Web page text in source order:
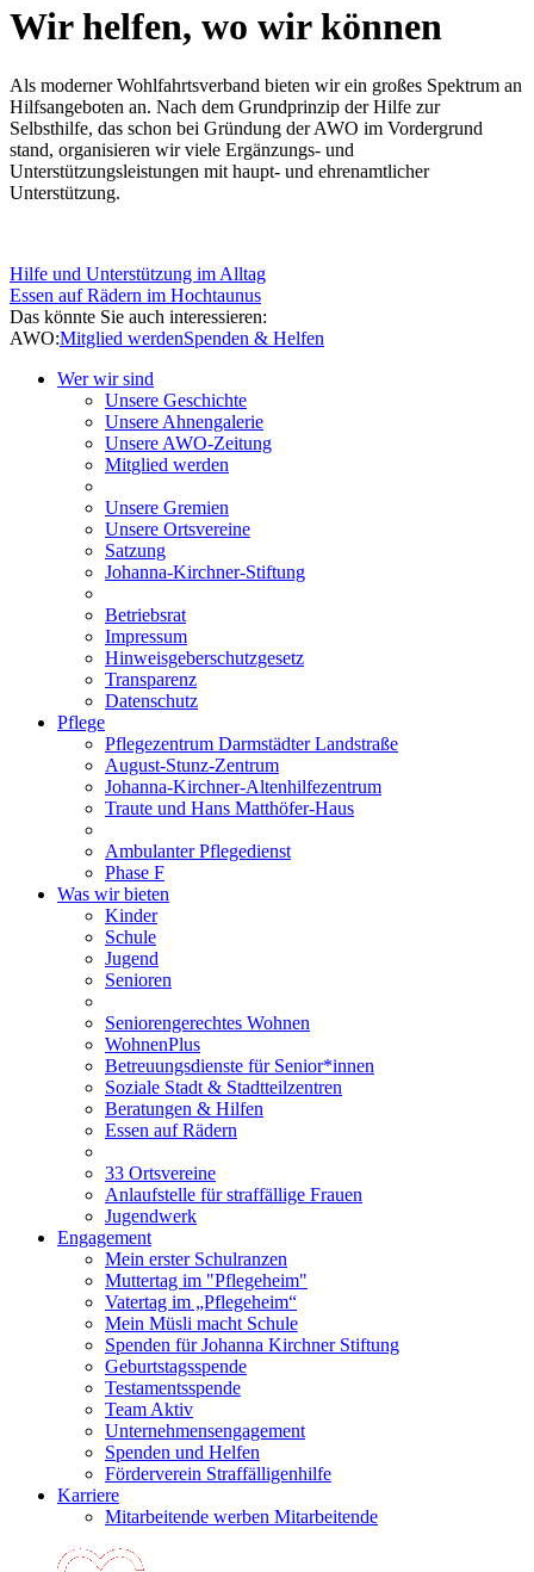
Wir helfen, wo wir können
Als moderner Wohlfahrtsverband bieten wir ein großes Spektrum an
Hilfsangeboten an. Nach dem Grundprinzip der Hilfe zur
Selbsthilfe, das schon bei Gründung der AWO im Vordergrund
stand, organisieren wir viele Ergänzungs- und
Unterstützungsleistungen mit haupt- und ehrenamtlicher
Unterstützung.
Hilfe und Unterstützung im Alltag
Essen auf Rädern im Hochtaunus
Das könnte Sie auch interessieren:
AWO:Mitglied werdenSpenden & Helfen
Wer wir sind
Unsere Geschichte
Unsere Ahnengalerie
Unsere AWO-Zeitung
Mitglied werden
Unsere Gremien
Unsere Ortsvereine
Satzung
Johanna-Kirchner-Stiftung
Betriebsrat
Impressum
Hinweisgeberschutzgesetz
Transparenz
Datenschutz
Pflege
Pflegezentrum Darmstädter Landstraße
August-Stunz-Zentrum
Johanna-Kirchner-Altenhilfezentrum
Traute und Hans Matthöfer-Haus
Ambulanter Pflegedienst
Phase F
Was wir bieten
Kinder
Schule
Jugend
Senioren
Seniorengerechtes Wohnen
WohnenPlus
Betreuungsdienste für Senior*innen
Soziale Stadt & Stadtteilzentren
Beratungen & Hilfen
Essen auf Rädern
33 Ortsvereine
Anlaufstelle für straffällige Frauen
Jugendwerk
Engagement
Mein erster Schulranzen
Muttertag im "Pflegeheim"
Vatertag im „Pflegeheim“
Mein Müsli macht Schule
Spenden für Johanna Kirchner Stiftung
Geburtstagsspende
Testamentsspende
Team Aktiv
Unternehmensengagement
Spenden und Helfen
Förderverein Straffälligenhilfe
Karriere
Mitarbeitende werben Mitarbeitende